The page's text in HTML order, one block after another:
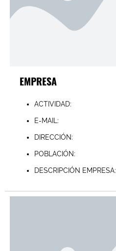
EMPRESA
ACTIVIDAD:
E-MAIL:
DIRECCIÓN:
POBLACIÓN:
DESCRIPCIÓN EMPRESA: